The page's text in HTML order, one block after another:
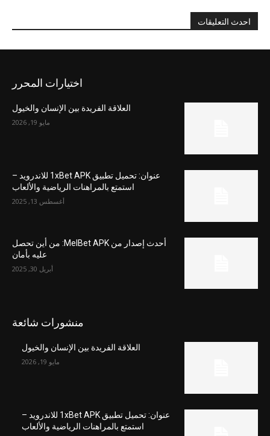
احدث التعليقات
اختيارات المحرر
العلاقة الفريدة بين الإنسان والخيول
مايو 19, 2026
عنوان: تحميل تطبيق 1xBet APK للاندرويد –
استمتع بالمراهنات الرياضية والألعاب
أغسطس 13, 2025
أحدث إصدار من MelBet APK: من أين تحصل
عليه بأمان
أبريل 30, 2025
منشورات شائعة
العلاقة الفريدة بين الإنسان والخيول
مايو 19, 2026
عنوان: تحميل تطبيق 1xBet APK للاندرويد –
استمتع بالمراهنات الرياضية والألعاب